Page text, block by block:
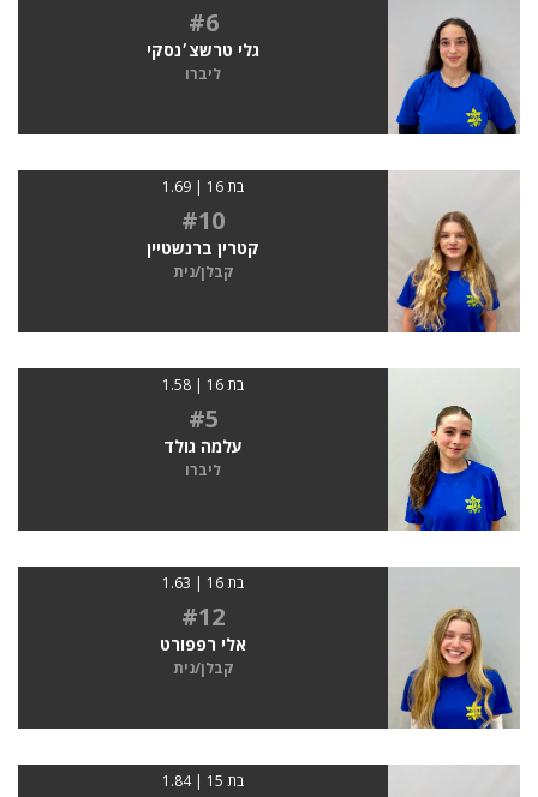
#6
גלי טרשצ׳נסקי
ליברו
בת 16 | 1.69
#10
קטרין ברנשטיין
קבלן/נית
בת 16 | 1.58
#5
עלמה גולד
ליברו
בת 16 | 1.63
#12
אלי רפפורט
קבלן/נית
בת 15 | 1.84